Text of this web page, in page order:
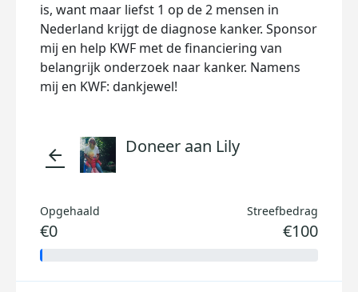
is, want maar liefst 1 op de 2 mensen in
Nederland krijgt de diagnose kanker. Sponsor
mij en help KWF met de financiering van
belangrijk onderzoek naar kanker. Namens
mij en KWF: dankjewel!
arrow_back Doneer aan Lily
Opgehaald
€0
Streefbedrag
€100